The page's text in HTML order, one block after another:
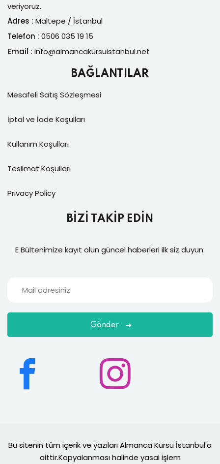
veriyoruz.
Adres : Maltepe / İstanbul
Telefon : 0506 035 19 15
Email : info@almancakursuistanbul.net
BAĞLANTILAR
Mesafeli Satış Sözleşmesi
İptal ve İade Koşulları
Kullanım Koşulları
Teslimat Koşulları
Privacy Policy
BİZİ TAKİP EDİN
E Bültenimize kayıt olun güncel haberleri ilk siz duyun.
Gönder
Bu sitenin tüm içerik ve yazıları Almanca Kursu İstanbul'a
aittir.Kopyalanması halinde yasal işlem